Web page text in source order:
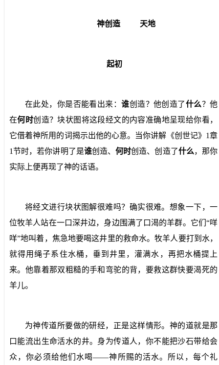
神创造 天地
起初
在此处，你是否能看出来：谁创造？他创造了什么？他
在何时创造？块状图将这段经文的内容准确地呈现给你看，
它借着神所用的词揭示出他的心意。当你讲解《创世记》 1章
1节时，若你讲明了是谁创造、何时创造、创造了什么，那你
实际上便再现了神的话语。
将经文进行块状图解很难吗？确实很难。想象一下，一
位牧羊人站在一口深井边，身边围满了口渴的羊群。它们“咩
咩”地叫着，焦急地要喝这井里的救命水。牧羊人要打到水，
就得用绳子系住水桶，垂到井里，灌满水，再把水桶提上
来。他靠着那双粗糙的手和弯驼的背，要救这群快要渴死的
羊儿。
为神传道所要做的研经，正是这样情形。神的道就是那
口能流出生命活水的井。身为传道人，你不能把沙石带给会
众，你必须给他们水喝——神所赐的活水。所以，每个礼